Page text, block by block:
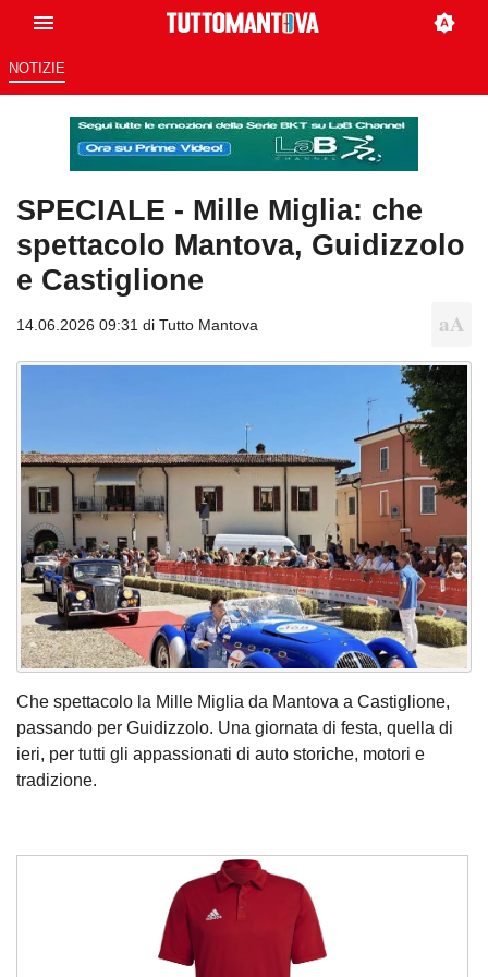
NOTIZIE
SPECIALE - Mille Miglia: che
spettacolo Mantova, Guidizzolo
e Castiglione
14.06.2026 09:31 di Tutto Mantova
Che spettacolo la Mille Miglia da Mantova a Castiglione,
passando per Guidizzolo. Una giornata di festa, quella di
ieri, per tutti gli appassionati di auto storiche, motori e
tradizione.